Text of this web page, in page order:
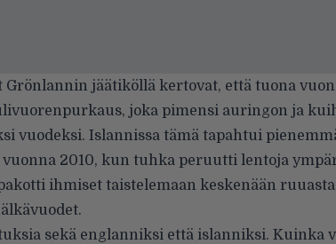
Grönlannin jäätiköllä kertovat, että tuona
joka pimensi auringon ja
vuodeksi. Islannissa tämä tapahtui
vuonna 2010, kun tuhka peruutti lentoja
ihmiset taistelemaan keskenään
sekä englanniksi että islanniksi. Kuinka